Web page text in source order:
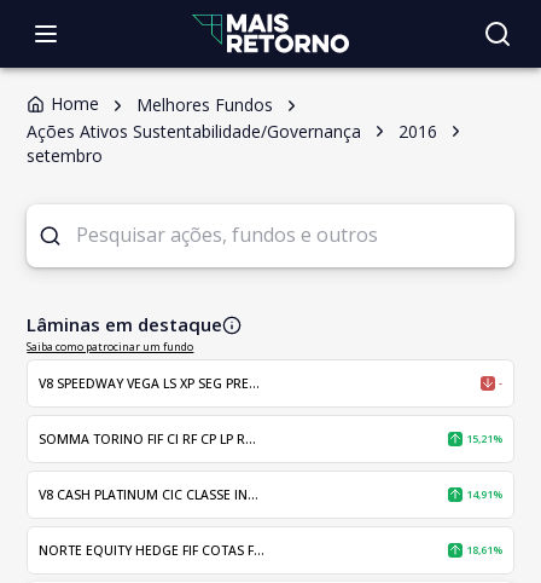
Home
Melhores Fundos
Ações Ativos Sustentabilidade/Governança
2016
setembro
Lâminas em destaque
Saiba como patrocinar um fundo
V8 SPEEDWAY VEGA LS XP SEG PRE... -
SOMMA TORINO FIF CI RF CP LP R... 15,21%
V8 CASH PLATINUM CIC CLASSE IN... 14,91%
NORTE EQUITY HEDGE FIF COTAS F... 18,61%